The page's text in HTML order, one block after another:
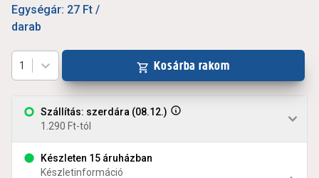
Egységár: 27 Ft /
darab
Szállítás: szerdára (08.12.)
1.290 Ft-tól
Készleten 15 áruházban
Készletinformáció
1 Kosárba rakom